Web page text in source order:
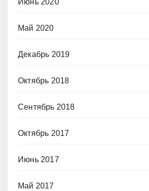
Май 2020
Декабрь 2019
Октябрь 2018
Сентябрь 2018
Октябрь 2017
Июнь 2017
Май 2017